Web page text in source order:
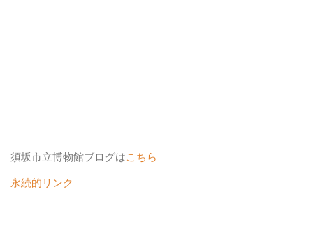
須坂市立博物館ブログはこちら
永続的リンク